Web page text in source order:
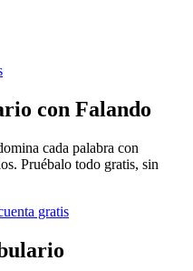
con Falando
cada palabra con
Pruébalo todo gratis, sin
gratis